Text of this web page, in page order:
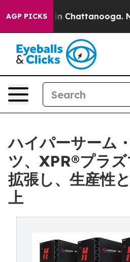
AGP PICKS
Chaos in Chattanooga.
ハイパーサーム
ツ、XPR®プラ
拡張し、生産性
上